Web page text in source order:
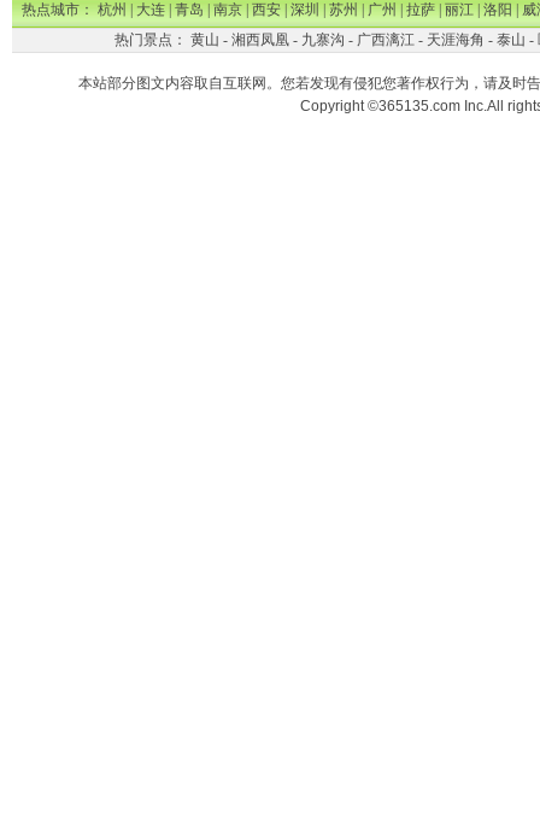
热点城市：杭州|大连|青岛|南京|西安|深圳|苏州|广州|拉萨|丽江|洛阳|威
热门景点： 黄山 - 湘西凤凰- 九寨沟 - 广西漓江- 天涯海角 - 泰山 -
本站部分图文内容取自互联网。您若发现有侵犯您著作权行为，请及时
Copyright ©365135.com Inc.All